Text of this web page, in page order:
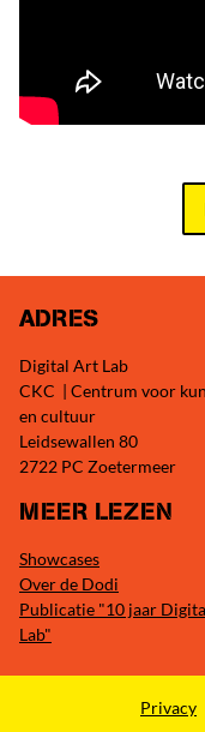
ADRES
Digital Art Lab
CKC | Centrum voor
en cultuur
Leidsewallen 80
2722 PC Zoetermeer
MEER LEZEN
Showcases
Over de Dodi
Publicatie "10 jaar
Lab"
Privacy